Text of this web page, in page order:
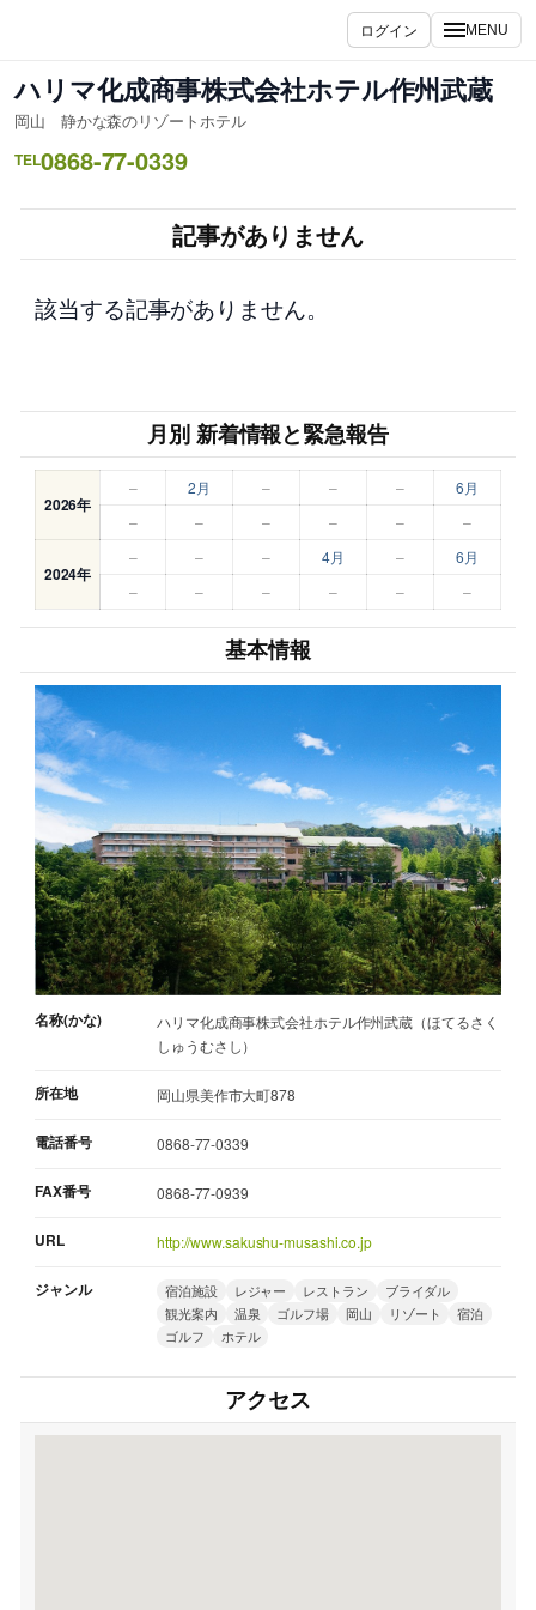
ス
キ
ッ
ログイン MENU
ハリマ化成商事株式会社ホテル作州武蔵
岡山 静かな森のリゾートホテル
TEL0868-77-0339
記事がありません
該当する記事がありません。
月別 新着情報と緊急報告
2026年
– 2月 – – –
6月
–
– – – – –
2024年
– – – 4月 –
6月
–
– – – – –
基本情報
名称(かな)
ハリマ化成商事株式会社ホテル作州武蔵（ほてるさく
しゅうむさし）
所在地 岡山県美作市大町878
電話番号 0868-77-0339
FAX番号 0868-77-0939
URL http://www.sakushu-musashi.co.jp
ジャンル 宿泊施設 レジャー レストラン
ブライダル
観光案内
温泉 ゴルフ場 岡山 リゾート
宿泊
ゴルフ
ホテル
アクセス